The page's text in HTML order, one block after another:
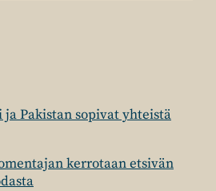
Pakistan sopivat yhteistä
kerrotaan etsivän